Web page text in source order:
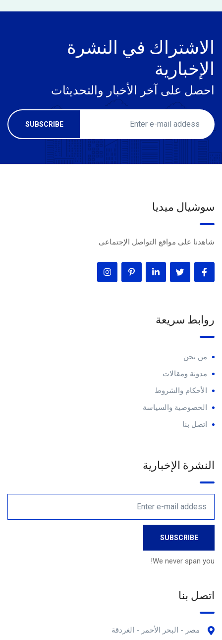
الاشتراك في النشرة
الإخبارية
احصل على آخر الأخبار والتحديثات
سوشيال ميديا
شاهدنا على مواقع التواصل الإجتماعى
روابط سريعة
من نحن
مدونة ومقالات
الأحكام والشروط
الخصوصية والسياسة
اتصل بنا
النشرة الإخبارية
We never span you!
اتصل بنا
مصر - البحر الأحمر - الغردقة